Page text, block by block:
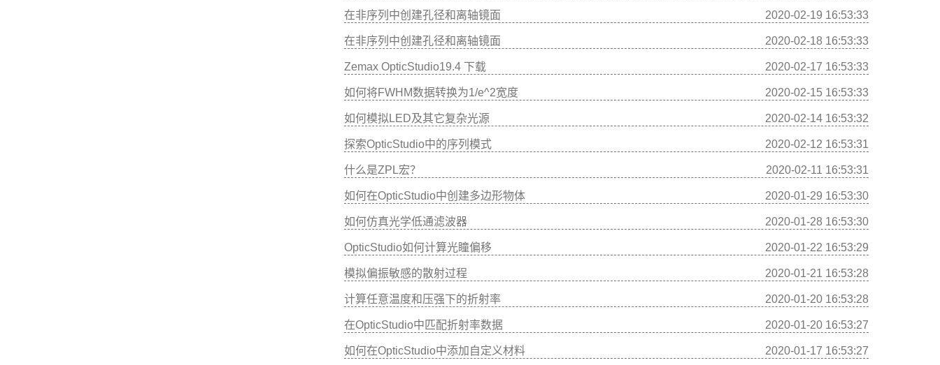
在非序列中创建孔径和离轴镜面 2020-02-19 16:53:33
在非序列中创建孔径和离轴镜面 2020-02-18 16:53:33
Zemax OpticStudio19.4 下载 2020-02-17 16:53:33
如何将FWHM数据转换为1/e^2宽度 2020-02-15 16:53:33
如何模拟LED及其它复杂光源 2020-02-14 16:53:32
探索OpticStudio中的序列模式 2020-02-12 16:53:31
什么是ZPL宏？ 2020-02-11 16:53:31
如何在OpticStudio中创建多边形物体 2020-01-29 16:53:30
如何仿真光学低通滤波器 2020-01-28 16:53:30
OpticStudio如何计算光瞳偏移 2020-01-22 16:53:29
模拟偏振敏感的散射过程 2020-01-21 16:53:28
计算任意温度和压强下的折射率 2020-01-20 16:53:28
在OpticStudio中匹配折射率数据 2020-01-20 16:53:27
如何在OpticStudio中添加自定义材料 2020-01-17 16:53:27